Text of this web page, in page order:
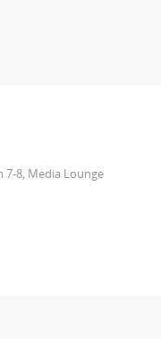
7-8, Media Lounge